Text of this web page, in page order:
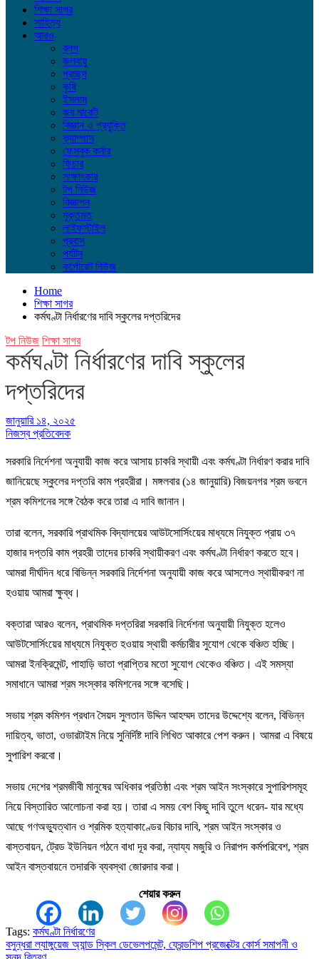
শিক্ষা সাগর
সাহিত্য
আরও
ব্লগ
জলবায়ু
প্রচ্ছদ
কৃষি
ইসলাম
জব মার্কেট
বিজ্ঞান ও প্রযুক্তি
ক্যাম্পাস
ফেসবুক কর্নার
ফিচার
সাক্ষাৎকার
টপ নিউজ
বিজ্ঞাপন
মুক্তমত
লাইফস্টাইল
প্রবাস
পর্যটন
কর্পোরেট নিউজ
Home
শিক্ষা সাগর
কর্মঘণ্টা নির্ধারণের দাবি স্কুলের দপ্তরিদের
টপ নিউজ শিক্ষা সাগর
কর্মঘণ্টা নির্ধারণের দাবি স্কুলের
দপ্তরিদের
জানুয়ারি ১৪, ২০২৫
নিজস্ব প্রতিবেদক
সরকারি নির্দেশনা অনুযায়ী কাজ করে আসায় চাকরি স্থায়ী এবং কর্মঘণ্টা নির্ধারণ করার দাবি
জানিয়েছে স্কুলের দপ্তরি কাম প্রহরীরা। মঙ্গলবার (১৪ জানুয়ারি) বিজয়নগর শ্রম ভবনে
শ্রম কমিশনের সঙ্গে বৈঠক করে তারা এ দাবি জানান।
তারা বলেন, সরকারি প্রাথমিক বিদ্যালয়ের আউটসোর্সিংয়ের মাধ্যমে নিযুক্ত প্রায় ৩৭
হাজার দপ্তরি কাম প্রহরী তাদের চাকরি স্থায়ীকরণ এবং কর্মঘণ্টা নির্ধারণ করতে হবে।
আমরা দীর্ঘদিন ধরে বিভিন্ন সরকারি নির্দেশনা অনুযায়ী কাজ করে আসলেও স্থায়ীকরণ না
হওয়ায় আমরা ক্ষুব্ধ।
বক্তারা আরও বলেন, প্রাথমিক দপ্তরিরা সরকারি নির্দেশনা অনুযায়ী নিযুক্ত হলেও
আউটসোর্সিংয়ের মাধ্যমে নিযুক্ত হওয়ায় স্থায়ী কর্মচারীর সুযোগ থেকে বঞ্চিত হচ্ছি।
আমরা ইনক্রিমেন্ট, পাহাড়ি ভাতা প্রাপ্তির মতো সুযোগ থেকেও বঞ্চিত। এই সমস্যা
সমাধানে আমরা শ্রম সংস্কার কমিশনের সঙ্গে বসেছি।
সভায় শ্রম কমিশন প্রধান সৈয়দ সুলতান উদ্দিন আহম্মদ তাদের উদ্দেশ্যে বলেন, বিভিন্ন
দায়িত্ব, ভাতা, ওভারটাইম নিয়ে সুনির্দিষ্ট দাবি লিখিত আকারে পেশ করুন। আমরা এ বিষয়ে
সুপারিশ করবো।
সভায় দেশের শ্রমজীবী মানুষের অধিকার প্রতিষ্ঠা এবং শ্রম আইন সংস্কারে সুপারিশসমূহ
নিয়ে বিস্তারিত আলোচনা করা হয়। তারা এ সময় বেশ কিছু দাবি তুলে ধরেন- যার মধ্যে
আছে গণঅভ্যুত্থান ও শ্রমিক হত্যাকাণ্ডের বিচার দাবি, শ্রম আইন সংস্কার ও
বাস্তবায়ন, ট্রেড ইউনিয়ন গঠনে বাধা দূর করা, ন্যায্য মজুরি ও নিরাপদ কর্মপরিবেশ, শ্রম
আইন বাস্তবায়নে তদারকি ব্যবস্থা জোরদার করা।
শেয়ার করুন
Tags: কর্মঘণ্টা নির্ধারণের
Post
বসুন্ধরা ল্যাঙ্গুয়েজ অ্যান্ড স্কিল ডেভেলপমেন্ট, ফ্রেন্ডশিপ প্রজেক্টের কোর্স সমাপনী ও